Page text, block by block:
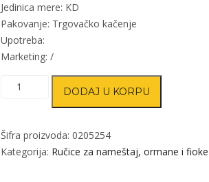
Jedinica mere: KD
Pakovanje: Trgovačko kačenje
Upotreba:
Marketing: /
Ručica
C31
količina
DODAJ U KORPU
Šifra proizvoda: 0205254
Kategorija: Ručice za nameštaj, ormane i fioke